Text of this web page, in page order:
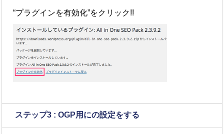
“プラグインを有効化”をクリック!!
ステップ3 :OGP用にの設定をする